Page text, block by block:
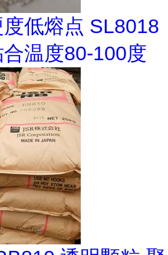
低熔点 SL8018
温度80-100度